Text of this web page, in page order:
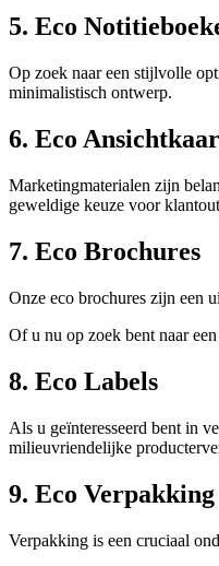
5. Eco
Op zoek naar een stijlvolle
minimalistisch ontwerp.
6. Eco
Marketingmaterialen zijn
geweldige keuze voor
7. Eco Brochures
Onze eco brochures zijn een
Of u nu op zoek bent naar
8. Eco Labels
Als u geïnteresseerd bent in
milieuvriendelijke
9. Eco Verpakking
Verpakking is een cruciaal